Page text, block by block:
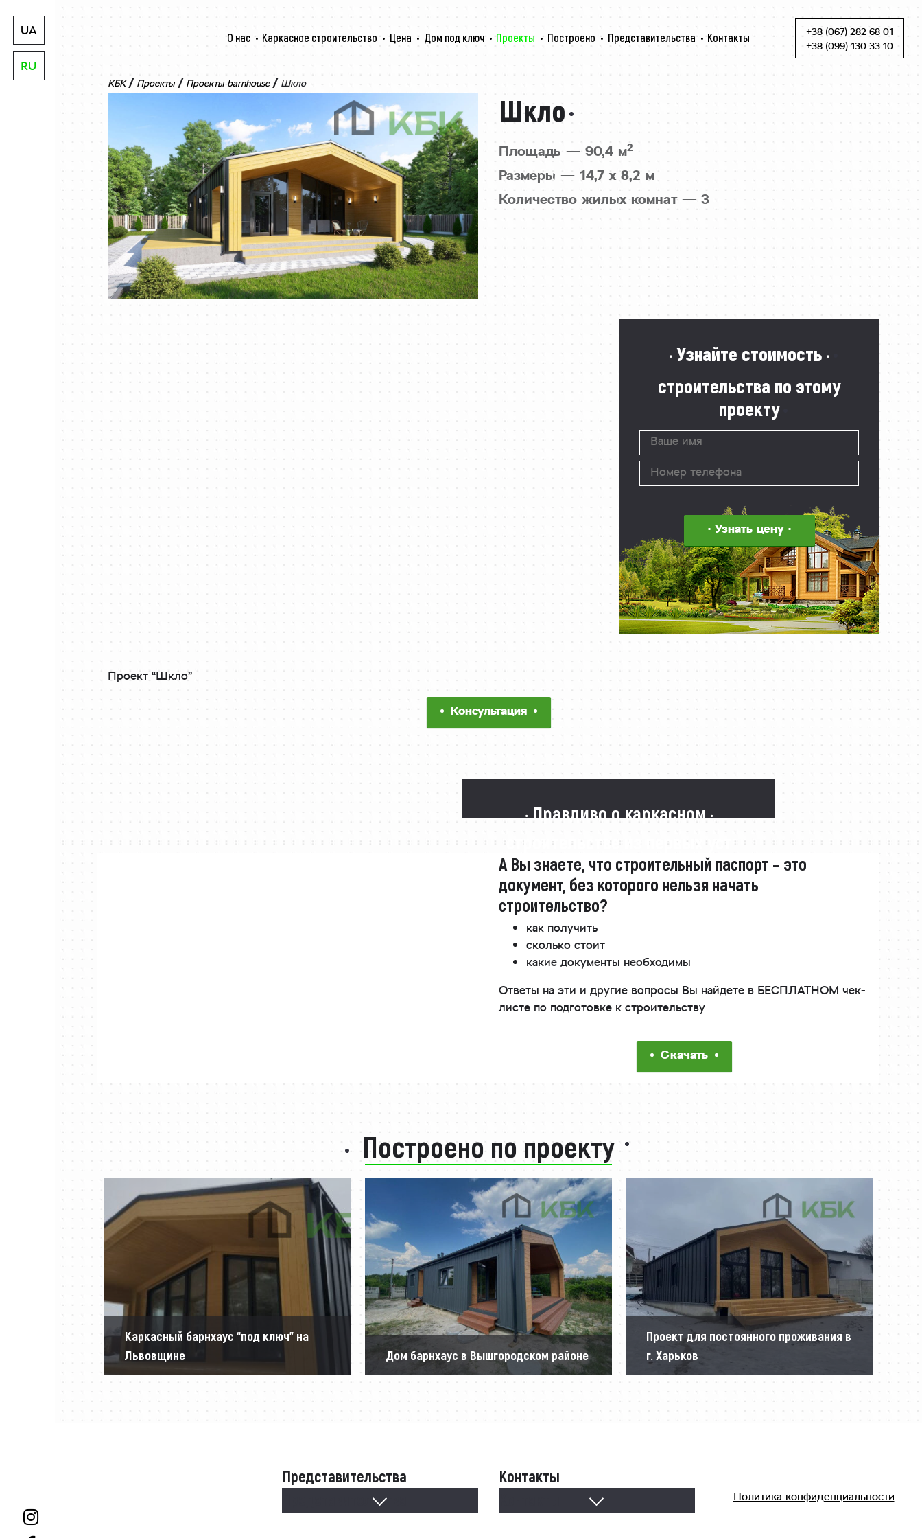
UA
RU
О нас Каркасное строительство Цена Дом под ключ Проекты Построено Представительства Контакты Skip to content
+38 (067) 282 68 01
+38 (099) 130 33 10
КБК / Проекты / Проекты barnhouse / Шкло
Шкло
Площадь — 90,4 м2
Размеры — 14,7 х 8,2 м
Количество жилых комнат — 3
· Узнайте стоимость ·
строительства по этому
проекту
Проект “Шкло”
Консультация
· Правдиво о каркасном ·
А Вы знаете, что строительный паспорт – это
документ, без которого нельзя начать
строительство?
как получить
сколько стоит
какие документы необходимы
Ответы на эти и другие вопросы Вы найдете в БЕСПЛАТНОМ чек-
листе по подготовке к строительству
Скачать
Построено по проекту
Каркасный барнхаус “под ключ” на
Львовщине
Дом барнхаус в Вышгородском районе
Проект для постоянного проживания в
г. Харьков
Представительства
Представительства
Контакты
Политика конфиденциальности